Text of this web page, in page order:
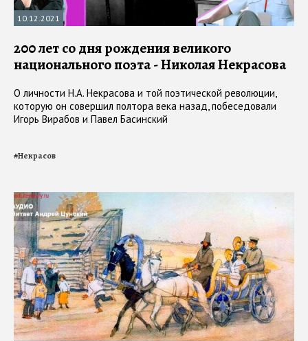
10.12.2021
200 лет со дня рождения великого
национального поэта - Николая Некрасова
О личности Н.А. Некрасова и той поэтической революции,
которую он совершил полтора века назад, побеседовали
Игорь Вирабов и Павел Басинский
#Некрасов